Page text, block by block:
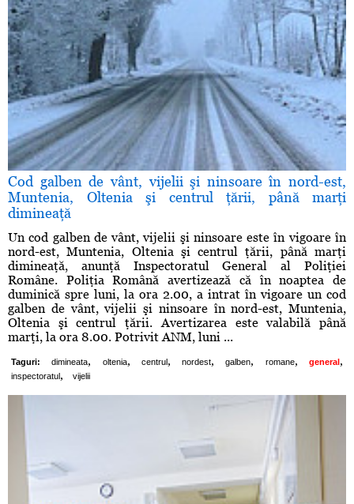
Cod galben de vânt, vijelii şi ninsoare în nord-est,
Muntenia, Oltenia şi centrul ţării, până marţi
dimineaţă
Un cod galben de vânt, vijelii şi ninsoare este în vigoare în
nord-est, Muntenia, Oltenia şi centrul ţării, până marţi
dimineaţă, anunţă Inspectoratul General al Poliţiei
Române. Poliţia Română avertizează că în noaptea de
duminică spre luni, la ora 2.00, a intrat în vigoare un cod
galben de vânt, vijelii şi ninsoare în nord-est, Muntenia,
Oltenia şi centrul ţării. Avertizarea este valabilă până
marţi, la ora 8.00. Potrivit ANM, luni ...
Taguri: dimineata, oltenia, centrul, nordest, galben, romane, general ,
inspectoratul , vijelii